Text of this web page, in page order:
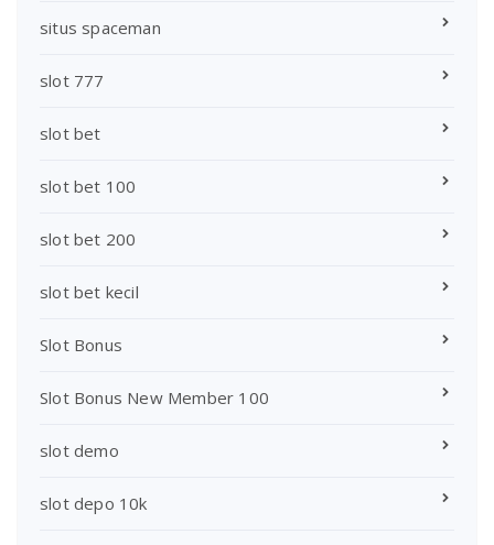
situs spaceman
slot 777
slot bet
slot bet 100
slot bet 200
slot bet kecil
Slot Bonus
Slot Bonus New Member 100
slot demo
slot depo 10k